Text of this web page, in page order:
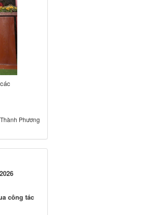
Thành Phương
công tác